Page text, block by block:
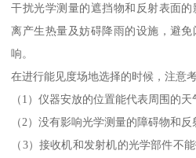
干扰光学测量的遮挡物和反射表面
离产生热量及妨碍降雨的设施，避
响。
在进行能见度场地选择的时候，注意
（1）仪器安放的位置能代表周围的天
（2）没有影响光学测量的障碍物和
（3）接收机和发射机的光学部件不